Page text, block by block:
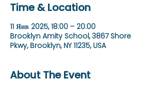
Time & Location
11 Янв 2025, 18:00 – 20:00
Brooklyn Amity School, 3867 Shore
Pkwy, Brooklyn, NY 11235, USA
About The Event